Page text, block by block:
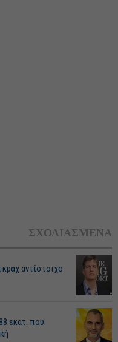
ΣΧΟΛΙΑΣΜΕΝΑ
αντίστοιχο
εκατ. που